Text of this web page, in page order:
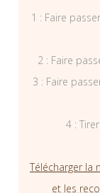
1 : Faire
2 : Faire
3 : Faire
4 :
Télécharger la
et les